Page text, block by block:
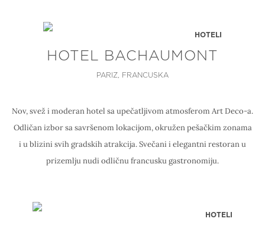
HOTELI
HOTEL BACHAUMONT
PARIZ, FRANCUSKA
Nov, svež i moderan hotel sa upečatljivom atmosferom Art Deco-a.
Odličan izbor sa savršenom lokacijom, okružen pešačkim zonama
i u blizini svih gradskih atrakcija. Svečani i elegantni restoran u
prizemlju nudi odličnu francusku gastronomiju.
HOTELI